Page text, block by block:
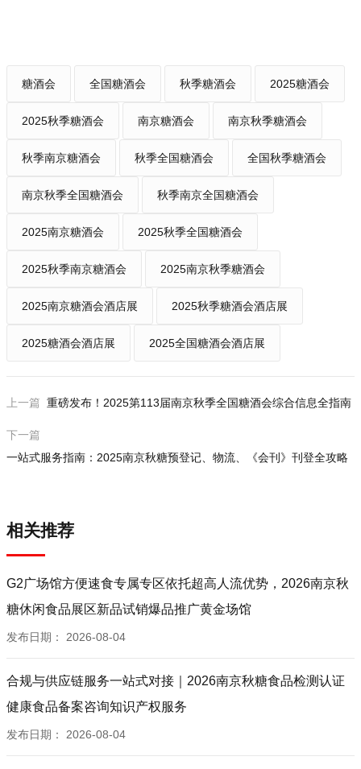
糖酒会 全国糖酒会 秋季糖酒会 2025糖酒会
2025秋季糖酒会 南京糖酒会 南京秋季糖酒会
秋季南京糖酒会 秋季全国糖酒会 全国秋季糖酒会
南京秋季全国糖酒会 秋季南京全国糖酒会
2025南京糖酒会 2025秋季全国糖酒会
2025秋季南京糖酒会 2025南京秋季糖酒会
2025南京糖酒会酒店展 2025秋季糖酒会酒店展
2025糖酒会酒店展 2025全国糖酒会酒店展
上一篇 重磅发布！2025第113届南京秋季全国糖酒会综合信息全指南
下一篇
一站式服务指南：2025南京秋糖预登记、物流、《会刊》刊登全攻略
相关推荐
G2广场馆方便速食专属专区依托超高人流优势，2026南京秋
糖休闲食品展区新品试销爆品推广黄金场馆
发布日期： 2026-08-04
合规与供应链服务一站式对接｜2026南京秋糖食品检测认证
健康食品备案咨询知识产权服务
发布日期： 2026-08-04